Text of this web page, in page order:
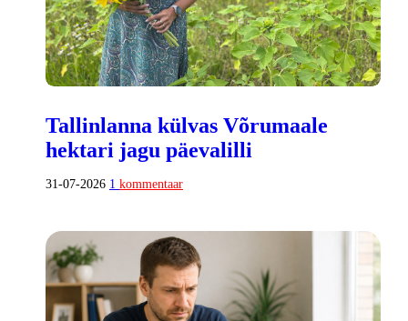
Tallinlanna külvas Võrumaale
hektari jagu päevalilli
31-07-2026 1 kommentaar